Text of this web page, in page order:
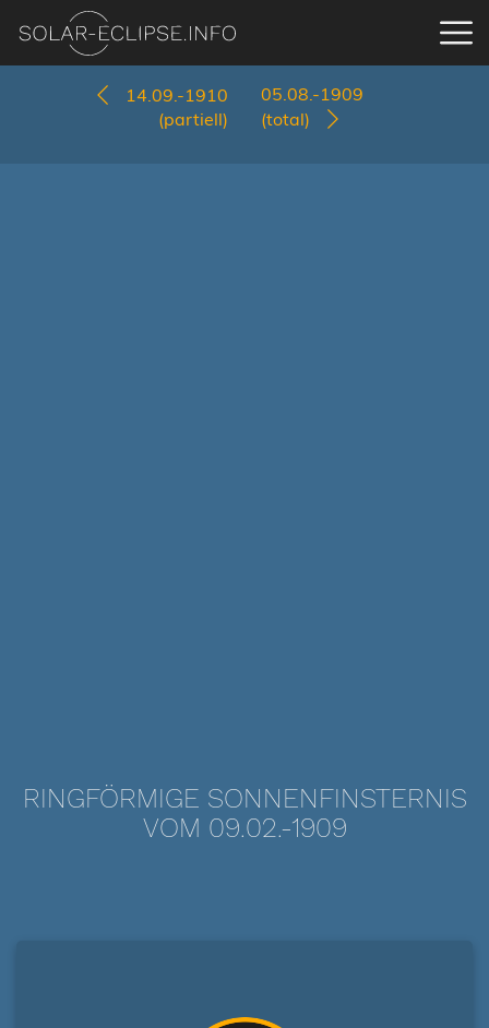
14.09.-1910
(partiell)
05.08.-1909
(total)
RINGFÖRMIGE SONNENFINSTERNIS
VOM 09.02.-1909